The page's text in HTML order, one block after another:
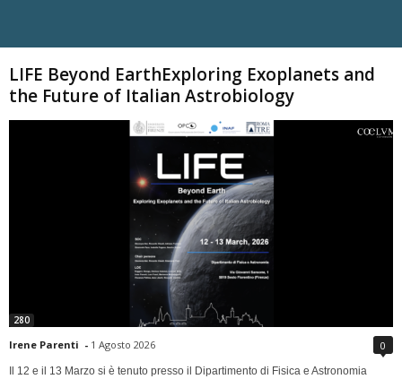
LIFE Beyond EarthExploring Exoplanets and
the Future of Italian Astrobiology
280
Irene Parenti - 1 Agosto 2026 0
Il 12 e il 13 Marzo si è tenuto presso il Dipartimento di Fisica e Astronomia